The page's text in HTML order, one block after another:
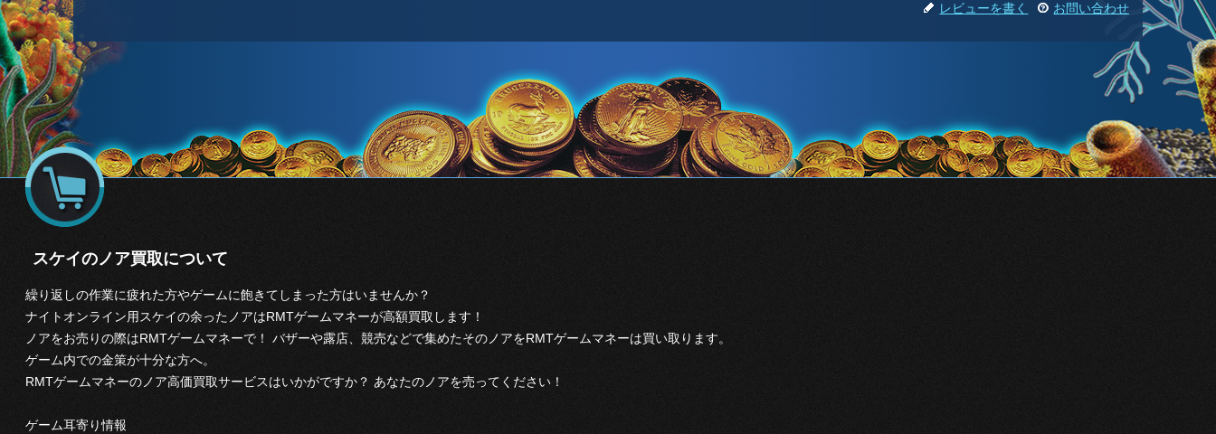
お問い合わせ
レビューを書く
スケイのノア買取について
繰り返しの作業に疲れた方やゲームに飽きてしまった方はいませんか？
ナイトオンライン用スケイの余ったノアはRMTゲームマネーが高額買取します！
ノアをお売りの際はRMTゲームマネーで！ バザーや露店、競売などで集めたそのノアをRMTゲームマネーは買い取ります。
ゲーム内での金策が十分な方へ。
RMTゲームマネーのノア高価買取サービスはいかがですか？ あなたのノアを売ってください！
ゲーム耳寄り情報